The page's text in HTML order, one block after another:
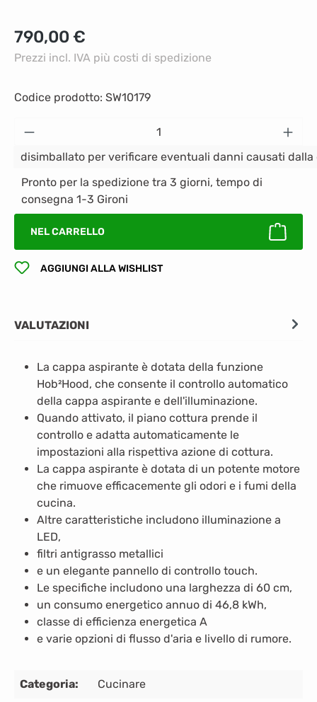
Prezzo normale:
790,00 €
Prezzi incl. IVA più costi di spedizione
Codice prodotto: SW10179
Quantità del prodotto: inserisci la
disimballato per verificare eventuali danni causati dalla
Pronto per la spedizione tra 3 giorni, tempo di
consegna 1-3 Gironi
NEL CARRELLO
AGGIUNGI ALLA WISHLIST
VALUTAZIONI
La cappa aspirante è dotata della funzione
Hob²Hood, che consente il controllo automatico
della cappa aspirante e dell'illuminazione.
Quando attivato, il piano cottura prende il
controllo e adatta automaticamente le
impostazioni alla rispettiva azione di cottura.
La cappa aspirante è dotata di un potente motore
che rimuove efficacemente gli odori e i fumi della
cucina.
Altre caratteristiche includono illuminazione a
LED,
filtri antigrasso metallici
e un elegante pannello di controllo touch.
Le specifiche includono una larghezza di 60 cm,
un consumo energetico annuo di 46,8 kWh,
classe di efficienza energetica A
e varie opzioni di flusso d'aria e livello di rumore.
Categoria: Cucinare